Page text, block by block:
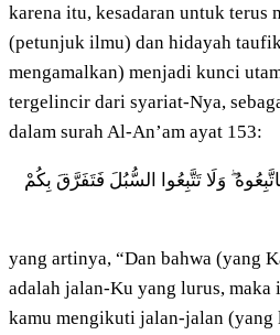
karena itu, kesadaran untuk terus
(petunjuk ilmu) dan hidayah
mengamalkan) menjadi kunci
tergelincir dari syariat-Nya,
dalam surah Al-An’am ayat 153:
وَلَا تَتَّبِعُوا السُّبُلَ فَتَفَرَّقَ بِكُمْ
yang artinya, “Dan bahwa (yang
adalah jalan-Ku yang lurus,
kamu mengikuti jalan-jalan (yang